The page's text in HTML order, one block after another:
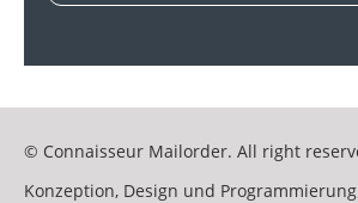
© Connaisseur Mailorder. All right
Konzeption, Design und Programmierung